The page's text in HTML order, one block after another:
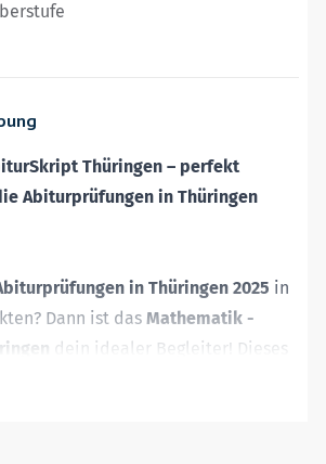
Thüringen – perfekt
Abiturprüfungen in Thüringen
in Thüringen 2025 in
Dann ist das Mathematik -
dein idealer Begleiter! Dieses
bietet dir eine strukturierte und